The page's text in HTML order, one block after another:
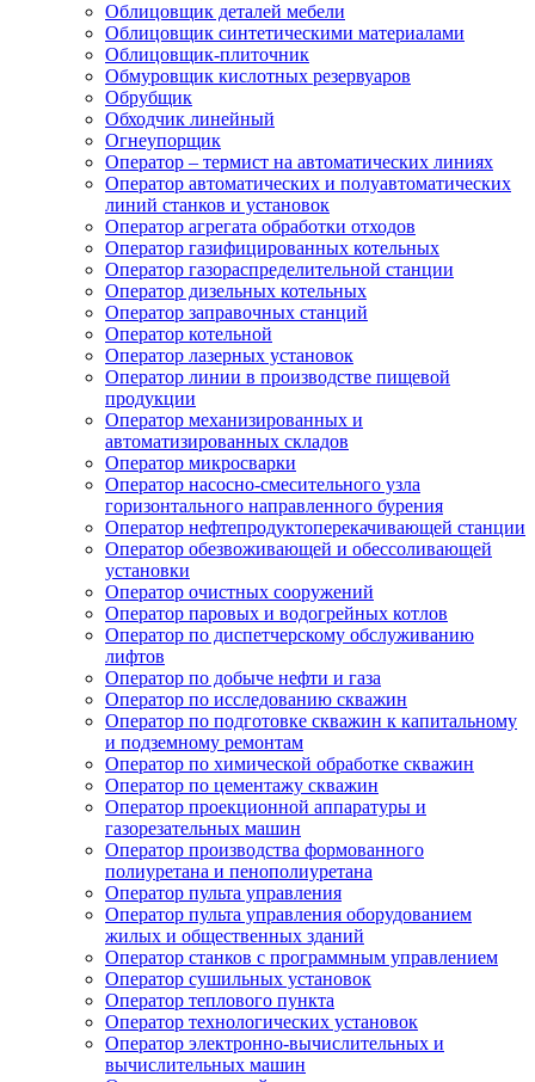
Облицовщик деталей мебели
Облицовщик синтетическими материалами
Облицовщик-плиточник
Обмуровщик кислотных резервуаров
Обрубщик
Обходчик линейный
Огнеупорщик
Оператор – термист на автоматических линиях
Оператор автоматических и полуавтоматических
линий станков и установок
Оператор агрегата обработки отходов
Оператор газифицированных котельных
Оператор газораспределительной станции
Оператор дизельных котельных
Оператор заправочных станций
Оператор котельной
Оператор лазерных установок
Оператор линии в производстве пищевой
продукции
Оператор механизированных и
автоматизированных складов
Оператор микросварки
Оператор насосно-смесительного узла
горизонтального направленного бурения
Оператор нефтепродуктоперекачивающей станции
Оператор обезвоживающей и обессоливающей
установки
Оператор очистных сооружений
Оператор паровых и водогрейных котлов
Оператор по диспетчерскому обслуживанию
лифтов
Оператор по добыче нефти и газа
Оператор по исследованию скважин
Оператор по подготовке скважин к капитальному
и подземному ремонтам
Оператор по химической обработке скважин
Оператор по цементажу скважин
Оператор проекционной аппаратуры и
газорезательных машин
Оператор производства формованного
полиуретана и пенополиуретана
Оператор пульта управления
Оператор пульта управления оборудованием
жилых и общественных зданий
Оператор станков с программным управлением
Оператор сушильных установок
Оператор теплового пункта
Оператор технологических установок
Оператор электронно-вычислительных и
вычислительных машин